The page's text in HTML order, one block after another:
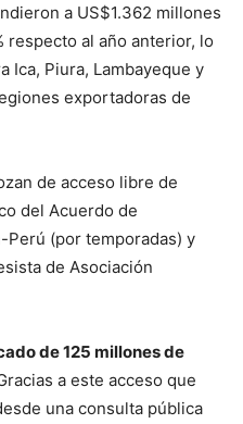
a US$1.362 millones
respecto al año anterior, lo
Ica, Piura, Lambayeque y
exportadoras de
de acceso libre de
del Acuerdo de
Perú (por temporadas) y
de Asociación
de 125 millones de
a este acceso que
una consulta pública